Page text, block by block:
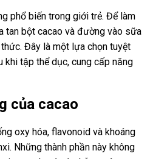
phổ biến trong giới trẻ. Để làm
tan bột cacao và đường vào sữa
Đây là một lựa chọn tuyệt
khi tập thể dục, cung cấp năng
của cacao
oxy hóa, flavonoid và khoáng
Những thành phần này không